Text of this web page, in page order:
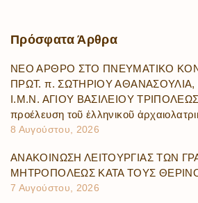
Πρόσφατα Άρθρα
ΝΕΟ ΑΡΘΡΟ ΣΤΟ ΠΝΕΥΜΑΤΙΚΟ
ΠΡΩΤ. π. ΣΩΤΗΡΙΟΥ
Ι.Μ.Ν. ΑΓΙΟΥ ΒΑΣΙΛΕΙΟΥ
προέλευση τοῦ ἑλληνικοῦ
8 Αυγούστου, 2026
ΑΝΑΚΟΙΝΩΣΗ ΛΕΙΤΟΥΡΓΙΑΣ ΤΩΝ
ΜΗΤΡΟΠΟΛΕΩΣ ΚΑΤΑ ΤΟΥΣ
7 Αυγούστου, 2026